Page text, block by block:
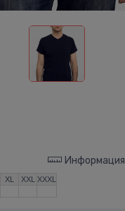
XL XXL XXXL